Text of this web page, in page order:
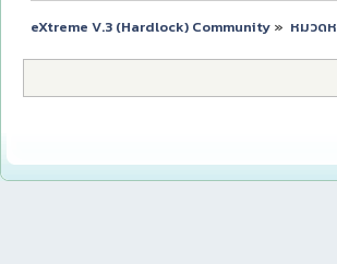
eXtreme V.3 (Hardlock) Community» หมวด